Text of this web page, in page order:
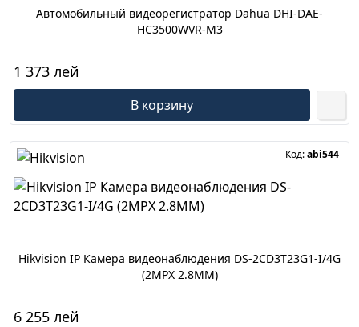
Автомобильный видеорегистратор Dahua DHI-DAE-
HC3500WVR-M3
1 373 лей
В корзину
Код:abi544
Hikvision IP Камера видеонаблюдения DS-2CD3T23G1-I/4G
(2MPX 2.8MM)
6 255 лей